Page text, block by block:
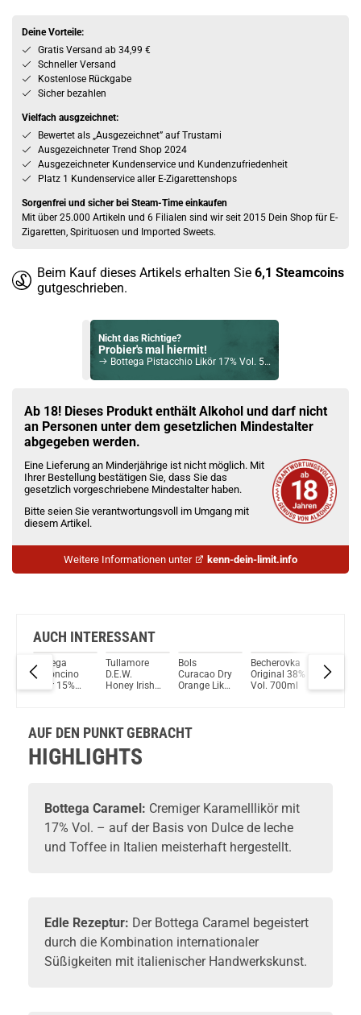
Deine Vorteile:
Gratis Versand ab 34,99 €
Schneller Versand
Kostenlose Rückgabe
Sicher bezahlen
Vielfach ausgzeichnet:
Bewertet als „Ausgezeichnet” auf Trustami
Ausgezeichneter Trend Shop 2024
Ausgezeichneter Kundenservice und Kundenzufriedenheit
Platz 1 Kundenservice aller E-Zigarettenshops
Sorgenfrei und sicher bei Steam-Time einkaufen
Mit über 25.000 Artikeln und 6 Filialen sind wir seit 2015 Dein Shop für E-
Zigaretten, Spirituosen und Imported Sweets.
Beim Kauf dieses Artikels erhalten Sie 6,1 Steamcoins
gutgeschrieben.
Nicht das Richtige?
Probier's mal hiermit!
Bottega Pistacchio Likör 17% Vol. 500ml
Check das mal!
Gin Sul Saudade – Fenster zum Süden Geschenkset 43% Vol. 500ml
Du willst Kröten sparen?
Schau mal hier!
OVNS JC02 1ml 650mAh Pod System Kit Milky Way
Ab 18! Dieses Produkt enthält Alkohol und darf nicht
an Personen unter dem gesetzlichen Mindestalter
abgegeben werden.
Eine Lieferung an Minderjährige ist nicht möglich. Mit
Ihrer Bestellung bestätigen Sie, dass Sie das
gesetzlich vorgeschriebene Mindestalter haben.
Bitte seien Sie verantwortungsvoll im Umgang mit
diesem Artikel.
Weitere Informationen unter kenn-dein-limit.info
AUCH INTERESSANT
Bottega
Limoncino
Likör 15%
Tullamore
D.E.W.
Honey Irish
Bols
Curacao Dry
Orange Likör
Becherovka
Original 38%
Vol. 700ml
De
AUF DEN PUNKT GEBRACHT
HIGHLIGHTS
Bottega Caramel: Cremiger Karamelllikörmit
17% Vol. – auf der Basis von Dulce de leche
und Toffee in Italien meisterhaft hergestellt.
Edle Rezeptur: Der Bottega Caramel begeistert
durch die Kombination internationaler
Süßigkeiten mit italienischer Handwerkskunst.